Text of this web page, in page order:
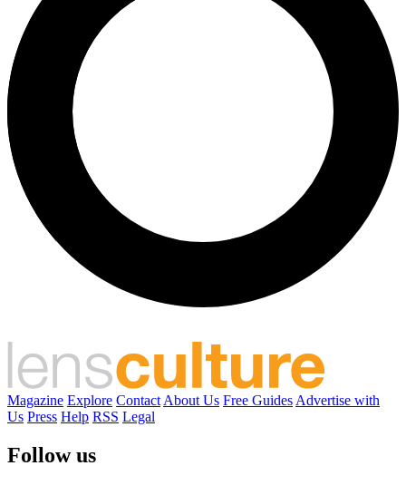
Magazine Explore Contact About Us Free Guides Advertise with
Us Press Help RSS Legal
Follow us